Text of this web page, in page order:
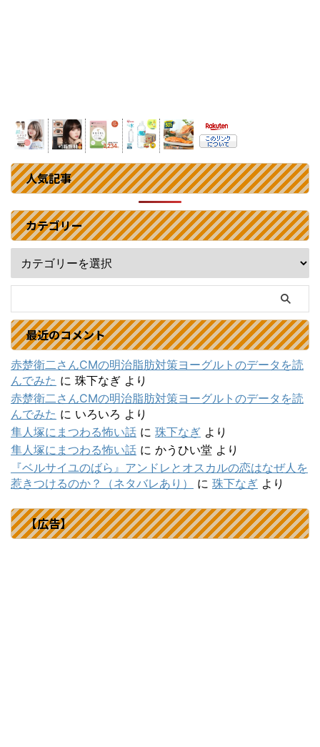
人気記事
カテゴリー
最近のコメント
赤楚衛二さんCMの明治脂肪対策ヨーグルトのデータを読
んでみた に 珠下なぎ より
赤楚衛二さんCMの明治脂肪対策ヨーグルトのデータを読
んでみた に いろいろ より
隼人塚にまつわる怖い話 に 珠下なぎ より
隼人塚にまつわる怖い話 に かうひい堂 より
『ベルサイユのばら』アンドレとオスカルの恋はなぜ人を
惹きつけるのか？（ネタバレあり）
に 珠下なぎ より
【広告】